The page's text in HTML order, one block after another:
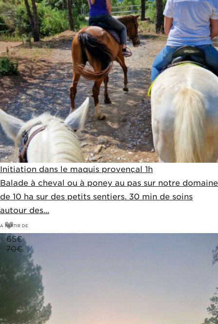
Initiation dans le maquis provençal 1h
Balade à cheval ou à poney au pas sur notre domaine
de 10 ha sur des petits sentiers. 30 min de soins
autour des...
A PARTIR DE
65€
70€